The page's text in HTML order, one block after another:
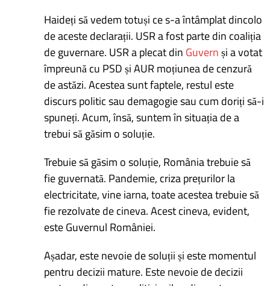
Haideți să vedem totuși ce s-a întâmplat dincolo
de aceste declarații. USR a fost parte din coaliția
de guvernare. USR a plecat din Guvernși a votat
împreună cu PSD și AUR moțiunea de cenzură
de astăzi. Acestea sunt faptele, restul este
discurs politic sau demagogie sau cum doriți să-i
spuneți. Acum, însă, suntem în situația de a
trebui să găsim o soluție.
Trebuie să găsim o soluție, România trebuie să
fie guvernată. Pandemie, criza prețurilor la
electricitate, vine iarna, toate acestea trebuie să
fie rezolvate de cineva. Acest cineva, evident,
este Guvernul României.
Așadar, este nevoie de soluții și este momentul
pentru decizii mature. Este nevoie de decizii